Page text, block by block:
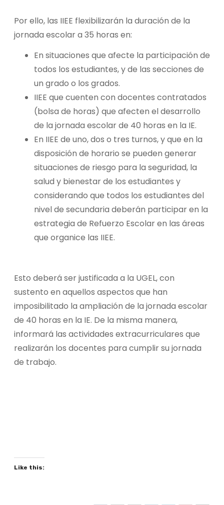
Por ello, las IIEE flexibilizarán la duración de la
jornada escolar a 35 horas en:
En situaciones que afecte la participación de
todos los estudiantes, y de las secciones de
un grado o los grados.
IIEE que cuenten con docentes contratados
(bolsa de horas) que afecten el desarrollo
de la jornada escolar de 40 horas en la IE.
En IIEE de uno, dos o tres turnos, y que en la
disposición de horario se pueden generar
situaciones de riesgo para la seguridad, la
salud y bienestar de los estudiantes y
considerando que todos los estudiantes del
nivel de secundaria deberán participar en la
estrategia de Refuerzo Escolar en las áreas
que organice las IIEE.
Esto deberá ser justificada a la UGEL, con
sustento en aquellos aspectos que han
imposibilitado la ampliación de la jornada escolar
de 40 horas en la IE. De la misma manera,
informará las actividades extracurriculares que
realizarán los docentes para cumplir su jornada
de trabajo.
Like this: